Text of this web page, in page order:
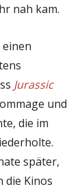
nah kam.
Jurassic
und
die im
später,
die Kinos